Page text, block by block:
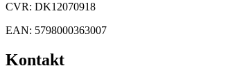
CVR: DK12070918
EAN: 5798000363007
Kontakt